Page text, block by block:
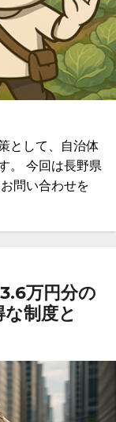
として、自治体
。 今回は長野県
問い合わせを
万円分の
制度と